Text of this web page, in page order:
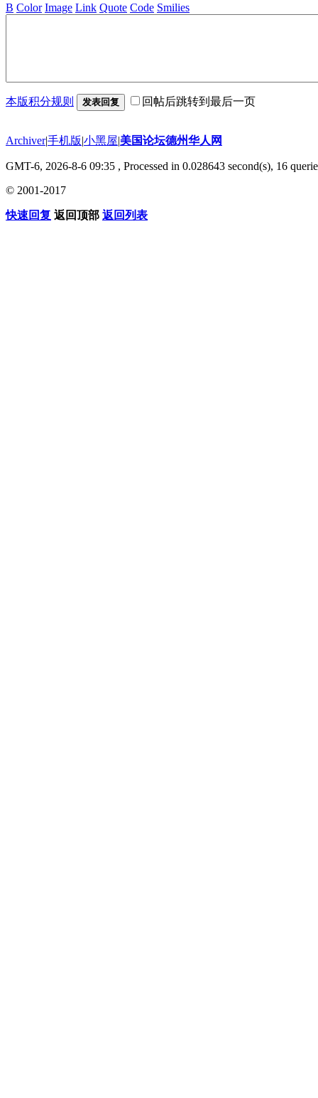
B Color Image Link Quote Code Smilies
本版积分规则 发表回复 回帖后跳转到最后一页
Archiver|手机版|小黑屋|美国论坛德州华人网
GMT-6, 2026-8-6 09:35 , Processed in 0.028643 second(s), 16
© 2001-2017
快速回复 返回顶部 返回列表